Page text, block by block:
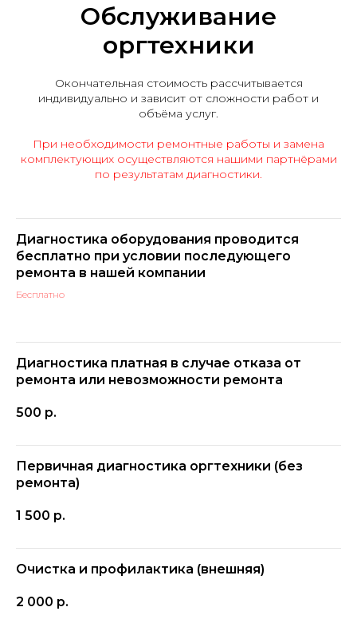
Обслуживание
оргтехники
Окончательная стоимость рассчитывается
индивидуально и зависит от сложности работ и
объёма услуг.
При необходимости ремонтные работы и замена
комплектующих осуществляются нашими партнёрами
по результатам диагностики.
Диагностика оборудования проводится
бесплатно при условии последующего
ремонта в нашей компании
Бесплатно
Диагностика платная в случае отказа от
ремонта или невозможности ремонта
500 р.
Первичная диагностика оргтехники (без
ремонта)
1 500 р.
Очистка и профилактика (внешняя)
2 000 р.